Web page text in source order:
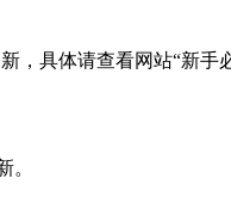
，具体请查看网站“新手
。